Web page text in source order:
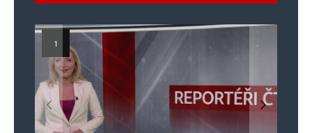
Islamistický teror v EU, 6. díl:
Brutální poprava 85letého
katolického kněze Jacquese
Islamistický teror v EU, 5. díl:
Krvavé oslavy pádu Bastily
Mýty o Václavu Klausovi:
Pivo, jazz, hádky, loajalita
i humor. Jakl boří legendy
Vymíráme a politici lžou:
porodnost nezachrání
dotace, byty ani zkrácené
Pim Fortuyn: Muž, který se